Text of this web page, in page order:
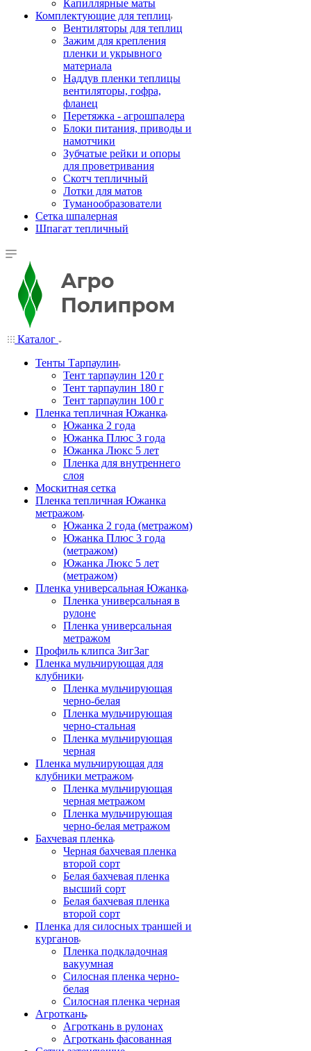
Капиллярные маты
Комплектующие для теплиц
Вентиляторы для теплиц
Зажим для крепления
пленки и укрывного
материала
Наддув пленки теплицы
вентиляторы, гофра,
фланец
Перетяжка - агрошпалера
Блоки питания, приводы и
намотчики
Зубчатые рейки и опоры
для проветривания
Скотч тепличный
Лотки для матов
Туманообразователи
Сетка шпалерная
Шпагат тепличный
Каталог
Тенты Тарпаулин
Тент тарпаулин 120 г
Тент тарпаулин 180 г
Тент тарпаулин 100 г
Пленка тепличная Южанка
Южанка 2 года
Южанка Плюс 3 года
Южанка Люкс 5 лет
Пленка для внутреннего
слоя
Москитная сетка
Пленка тепличная Южанка
метражом
Южанка 2 года (метражом)
Южанка Плюс 3 года
(метражом)
Южанка Люкс 5 лет
(метражом)
Пленка универсальная Южанка
Пленка универсальная в
рулоне
Пленка универсальная
метражом
Профиль клипса ЗигЗаг
Пленка мульчирующая для
клубники
Пленка мульчирующая
черно-белая
Пленка мульчирующая
черно-стальная
Пленка мульчирующая
черная
Пленка мульчирующая для
клубники метражом
Пленка мульчирующая
черная метражом
Пленка мульчирующая
черно-белая метражом
Бахчевая пленка
Черная бахчевая пленка
второй сорт
Белая бахчевая пленка
высший сорт
Белая бахчевая пленка
второй сорт
Пленка для силосных траншей и
курганов
Пленка подкладочная
вакуумная
Силосная пленка черно-
белая
Силосная пленка черная
Агроткань
Агроткань в рулонах
Агроткань фасованная